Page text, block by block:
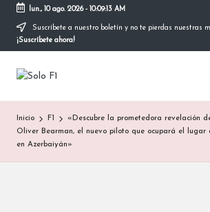
Saltar
lun., 10 ago. 2026- 10:09:14 AM
Suscríbete a nuestro boletín y no te pierdas nuestras
¡Suscríbete ahora!
S
o
l
o
Para
la
F1
Inicio F1
«Descubre la prometedora revelación
Oliver Bearman, el nuevo piloto que ocupará el lugar
en Azerbaiyán»